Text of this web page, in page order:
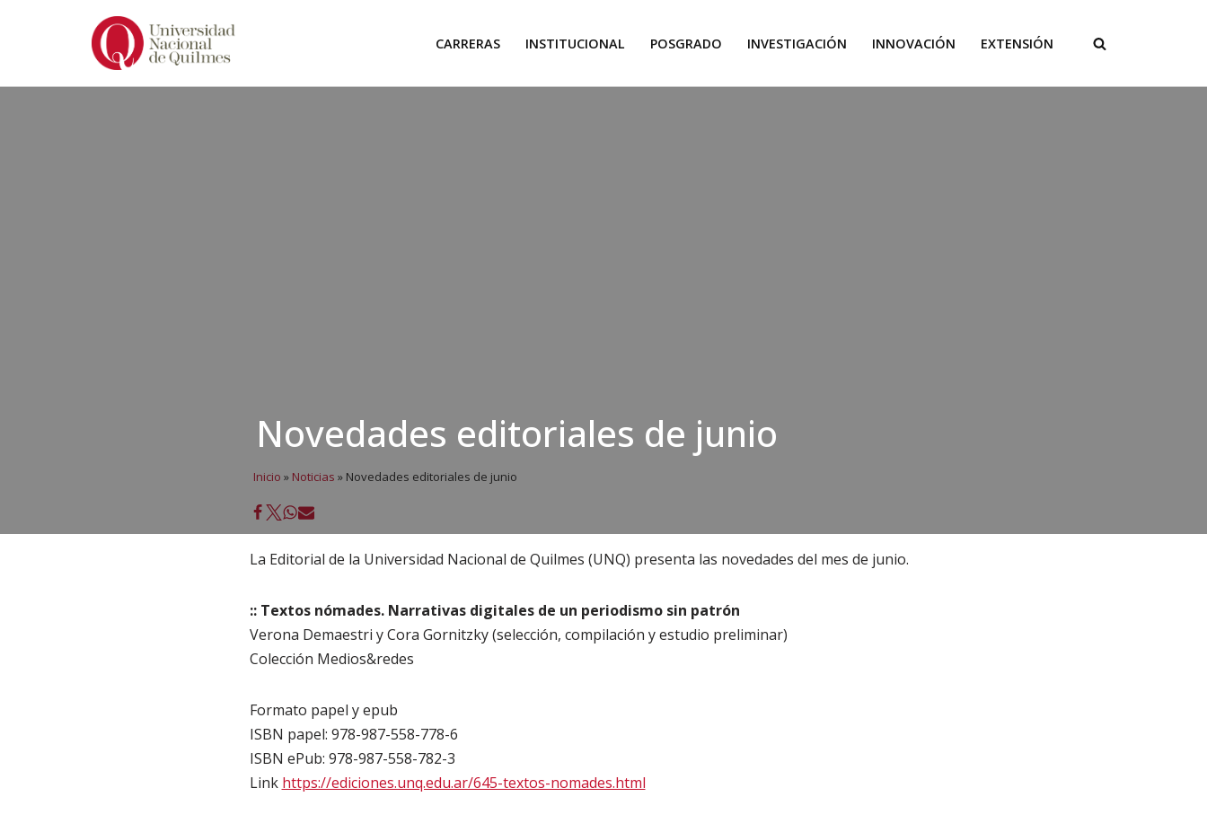
CARRERAS INSTITUCIONAL POSGRADO INVESTIGACIÓN INNOVACIÓN EXTENSIÓN
Novedades editoriales de junio
Inicio » Noticias » Novedades editoriales de junio
La Editorial de la Universidad Nacional de Quilmes (UNQ) presenta las novedades del mes de junio.
:: Textos nómades. Narrativas digitales de un periodismo sin patrón
Verona Demaestri y Cora Gornitzky (selección, compilación y estudio preliminar)
Colección Medios&redes
Formato papel y epub
ISBN papel: 978-987-558-778-6
ISBN ePub: 978-987-558-782-3
Link https://ediciones.unq.edu.ar/645-textos-nomades.html